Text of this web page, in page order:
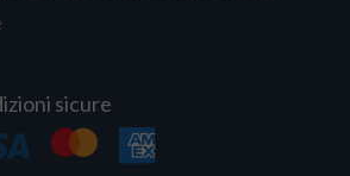
sicure